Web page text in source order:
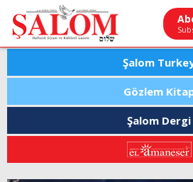
Şalom
Gözlem
Şalom Dergi